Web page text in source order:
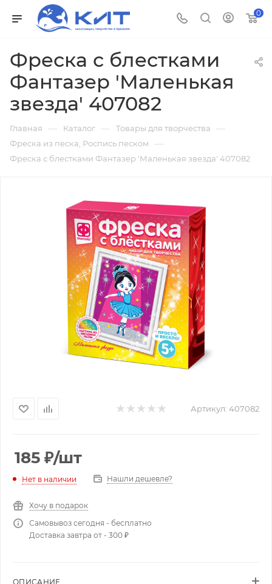
0
Фреска с блестками
Фантазер 'Маленькая
звезда' 407082
Главная — Каталог — Товары для творчества —
Фреска из песка, Роспись песком —
Фреска с блестками Фантазер 'Маленькая звезда' 407082
Артикул: 407082
185 ₽/шт
Нет в наличии Нашли дешевле?
Хочу в подарок
Самовывоз сегодня - бесплатно
Доставка завтра от - 300 ₽
ОПИСАНИЕ